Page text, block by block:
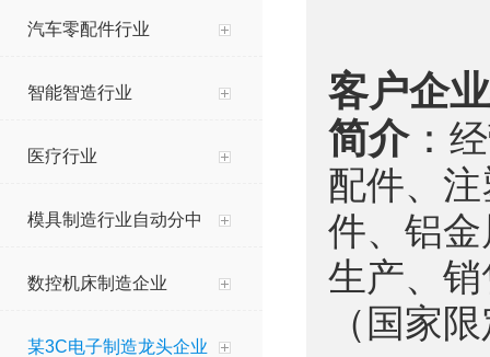
汽车零配件行业
智能智造行业
医疗行业
模具制造行业自动分中
数控机床制造企业
某3C电子制造龙头企业
客户企
简介：
配件、
件、铝
生产、
（国家